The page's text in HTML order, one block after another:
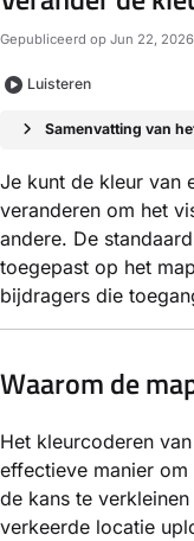
Gepubliceerd op Jun 22, 2026
Luisteren
Samenvatting van
Je kunt de kleur van
veranderen om het
andere. De
toegepast op het
bijdragers die
Waarom de
Het kleurcoderen
effectieve manier
de kans te
verkeerde locatie